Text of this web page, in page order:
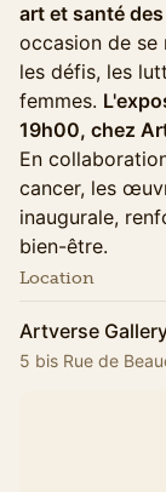
art et santé
occasion de se
les défis, les
femmes.
19h00, chez
En
cancer, les
inaugurale,
bien-être.
Location
Artverse
5 bis Rue de